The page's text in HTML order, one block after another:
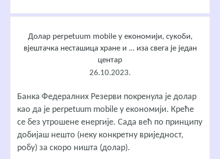
Долар perpetuum mobile у економији, сукоби,
вјештачка несташица хране и ... иза свега је један
центар
26.10.2023.
Банка Федералних Резерви покренула је долар
као да је perpetuum mobile у економији. Креће
се без утрошене енергије. Сада већ по принципу
добијаш нешто (неку конкретну вриједност,
робу) за скоро ништа (долар).